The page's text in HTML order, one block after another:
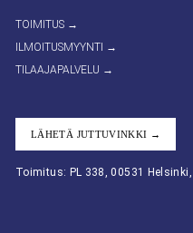
TOIMITUS →
ILMOITUSMYYNTI →
TILAAJAPALVELU →
LÄHETÄ JUTTUVINKKI →
Toimitus: PL 338, 00531